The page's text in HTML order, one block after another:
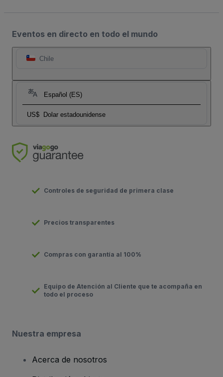
Eventos en directo en todo el mundo
Chile
Español (ES)
US$ Dolar estadounidense
Controles de seguridad de primera clase
Precios transparentes
Compras con garantía al 100%
Equipo de Atención al Cliente que te acompaña en
todo el proceso
Nuestra empresa
Acerca de nosotros